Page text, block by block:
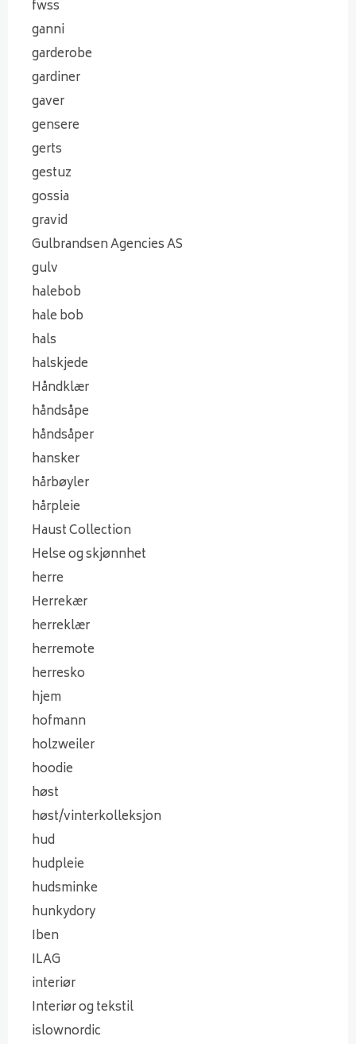
fwss
ganni
garderobe
gardiner
gaver
gensere
gerts
gestuz
gossia
gravid
Gulbrandsen Agencies AS
gulv
halebob
hale bob
hals
halskjede
Håndklær
håndsåpe
håndsåper
hansker
hårbøyler
hårpleie
Haust Collection
Helse og skjønnhet
herre
Herrekær
herreklær
herremote
herresko
hjem
hofmann
holzweiler
hoodie
høst
høst/vinterkolleksjon
hud
hudpleie
hudsminke
hunkydory
Iben
ILAG
interiør
Interiør og tekstil
islownordic